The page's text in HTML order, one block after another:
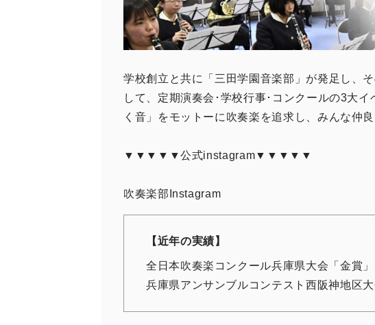
学校創立と共に「三田学園音楽部」が発足し、
して、定期演奏会･学校行事･コンクールの3大
く音」をモットーに吹奏楽を追求し、みんな仲
▼▼▼▼▼公式instagram▼▼▼▼▼
吹奏楽部Instagram
【近年の実績】
全日本吹奏楽コンクール兵庫県大会「金賞」
兵庫県アンサンブルコンテスト西阪神地区大